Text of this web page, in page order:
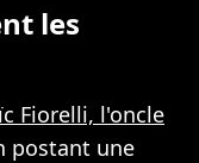
les
Fiorelli, l'oncle
postant une